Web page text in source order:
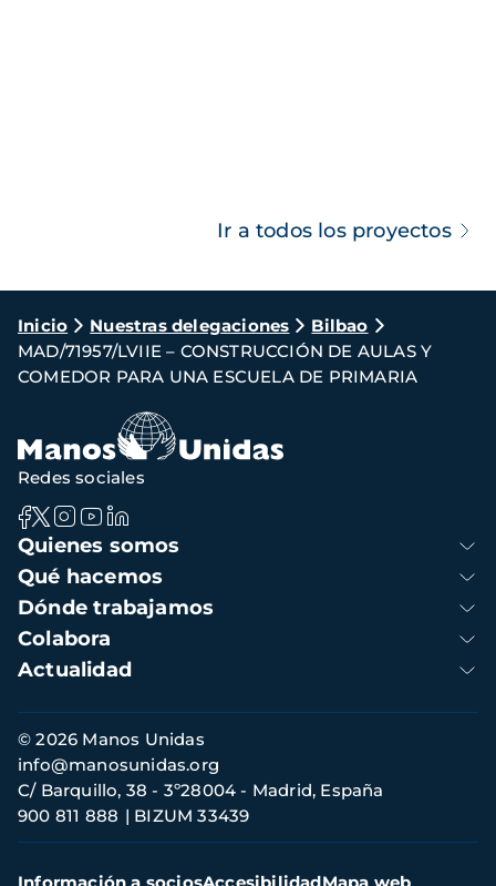
Ir a todos los proyectos
Ruta
de
navegación
Inicio Nuestras delegaciones
Bilbao
MAD/71957/LVIIE – CONSTRUCCIÓN DE AULAS Y
COMEDOR PARA UNA ESCUELA DE PRIMARIA
Navegación
principal
Quienes somos
Qué hacemos
Dónde trabajamos
Colabora
Actualidad
Redes sociales
Información
de
contacto
© 2026 Manos Unidas
C/ Barquillo, 38 - 3º28004 - Madrid, España
900 811 888
BIZUM 33439
info@manosunidas.org
Menú